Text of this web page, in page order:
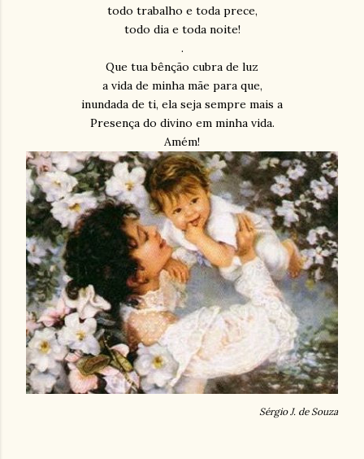
todo trabalho e toda prece,
todo dia e toda noite!
.
Que tua bênção cubra de luz
a vida de minha mãe para que,
inundada de ti, ela seja sempre mais a
Presença do divino em minha vida.
Amém!
Sérgio J. de Souza